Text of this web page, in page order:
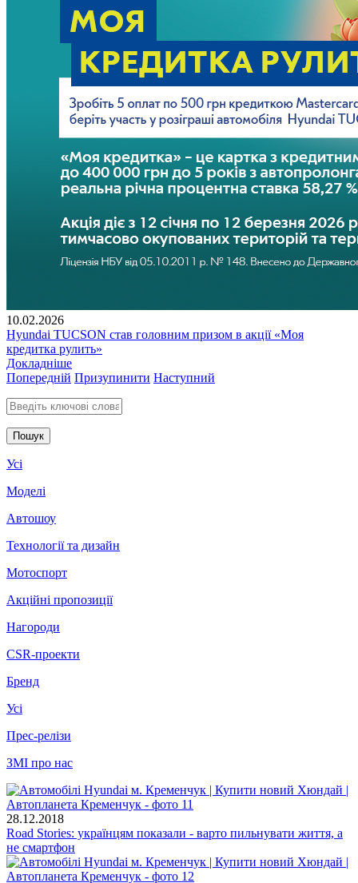
10.02.2026
Hyundai TUCSON став головним призом в акції «Моя
кредитка рулить»
Докладніше
Попередній Призупинити Наступний
Введіть ключові слова для пошуку
Усі
Моделі
Автошоу
Технології та дизайн
Мотоспорт
Акційні пропозиції
Нагороди
CSR-проекти
Бренд
Усі
Прес-релізи
ЗМІ про нас
28.12.2018
Road Stories: українцям показали - варто пильнувати життя, а
не смартфон